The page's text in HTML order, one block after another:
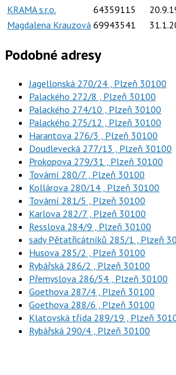
KRAMA s.r.o.
64359115
Magdalena Krauzová 69943541
Podobné adresy
Jagellonská 270/24 , Plzeň 30100
Palackého 272/8 , Plzeň 30100
Palackého 274/10 , Plzeň 30100
Palackého 275/12 , Plzeň 30100
Harantova 276/3 , Plzeň 30100
Doudlevecká 277/13 , Plzeň 30100
Prokopova 279/31 , Plzeň 30100
Tovární 280/7 , Plzeň 30100
Kollárova 280/14 , Plzeň 30100
Tovární 281/5 , Plzeň 30100
Karlova 282/7 , Plzeň 30100
Resslova 284/9 , Plzeň 30100
sady Pětatřicátníků 285/1 , Plzeň
Husova 285/2 , Plzeň 30100
Rybářská 286/2 , Plzeň 30100
Přemyslova 286/54 , Plzeň 30100
Goethova 287/4 , Plzeň 30100
Goethova 288/6 , Plzeň 30100
Klatovská třída 289/19 , Plzeň
Rybářská 290/4 , Plzeň 30100